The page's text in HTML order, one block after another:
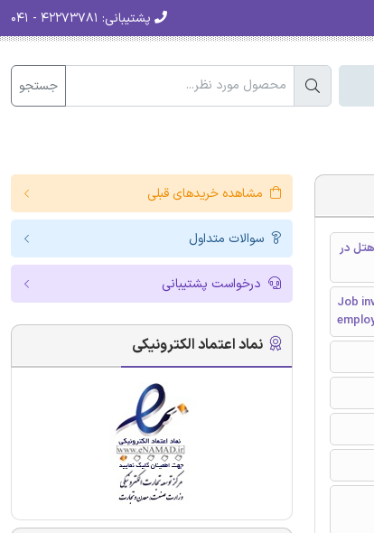
پشتیبانی:
جستجو
در
Job
مشاهده خریدهای قبلی
سوالات متداول
درخواست پشتیبانی
نماد اعتماد الکترونیکی